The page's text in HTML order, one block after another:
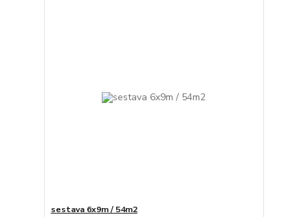
sestava 6x9m / 54m2